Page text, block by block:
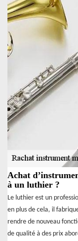
Achat
à un luthier ?
Le luthier est un
en plus de cela, il
rendre de nouveau
de qualité à des prix